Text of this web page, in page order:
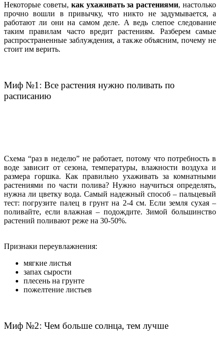
Некоторые советы, как ухаживать за растениями, настолько
прочно вошли в привычку, что никто не задумывается, а
работают ли они на самом деле. А ведь слепое следование
таким правилам часто вредит растениям. Разберем самые
распространенные заблуждения, а также объясним, почему не
стоит им верить.
Миф №1: Все растения нужно поливать по
расписанию
Схема “раз в неделю” не работает, потому что потребность в
воде зависит от сезона, температуры, влажности воздуха и
размера горшка. Как правильно ухаживать за комнатными
растениями по части полива? Нужно научиться определять,
нужна ли цветку вода. Самый надежный способ – пальцевый
тест: погрузите палец в грунт на 2-4 см. Если земля сухая –
поливайте, если влажная – подождите. Зимой большинство
растений поливают реже на 30-50%.
Признаки переувлажнения:
мягкие листья
запах сырости
плесень на грунте
пожелтение листьев
Миф №2: Чем больше солнца, тем лучше